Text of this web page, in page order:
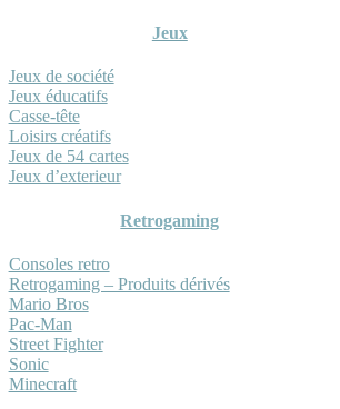
Jeux
Jeux de société
Jeux éducatifs
Casse-tête
Loisirs créatifs
Jeux de 54 cartes
Jeux d’exterieur
Retrogaming
Consoles retro
Retrogaming – Produits dérivés
Mario Bros
Pac-Man
Street Fighter
Sonic
Minecraft